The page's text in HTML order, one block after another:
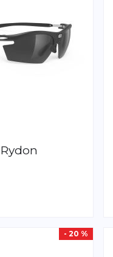
Rydon
- 20 %